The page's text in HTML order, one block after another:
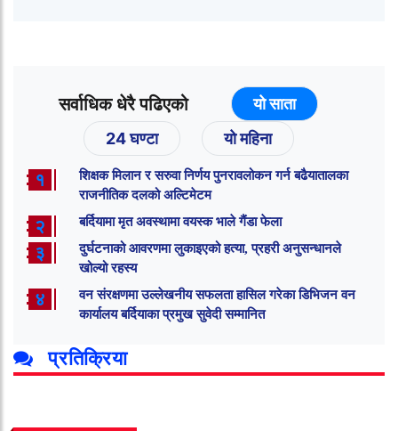
सर्वाधिक धेरै पढिएको
यो साता
24 घण्टा
यो महिना
१
शिक्षक मिलान र सरुवा निर्णय पुनरावलोकन गर्न बढैयातालका
राजनीतिक दलको अल्टिमेटम
२ बर्दियामा मृत अवस्थामा वयस्क भाले गैंडा फेला
३
दुर्घटनाको आवरणमा लुकाइएको हत्या, प्रहरी अनुसन्धानले
खोल्यो रहस्य
४
वन संरक्षणमा उल्लेखनीय सफलता हासिल गरेका डिभिजन वन
कार्यालय बर्दियाका प्रमुख सुवेदी सम्मानित
प्रतिक्रिया